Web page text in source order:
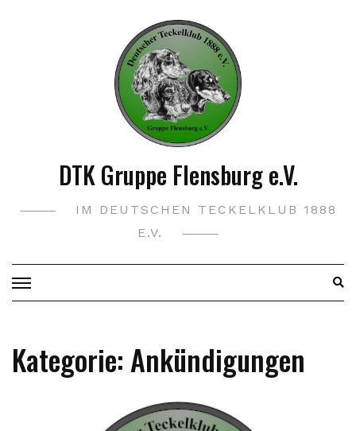
DTK Gruppe Flensburg e.V.
IM DEUTSCHEN TECKELKLUB 1888
E.V.
Kategorie: Ankündigungen